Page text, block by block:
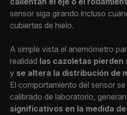
sensor siga girando incluso
cubiertas de hielo.
A simple vista el anemómetro
realidad las cazoletas pierden
y se altera la distribución de
El comportamiento del sensor
calibrado de laboratorio,
significativos en la medida